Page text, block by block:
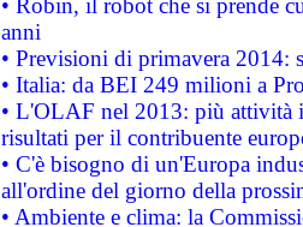
• Robin, il robot che si prende
anni
• Previsioni di primavera 2014:
• Italia: da BEI 249 milioni a
• L'OLAF nel 2013: più attività
risultati per il contribuente
• C'è bisogno di un'Europa
all'ordine del giorno della
• Ambiente e clima: la